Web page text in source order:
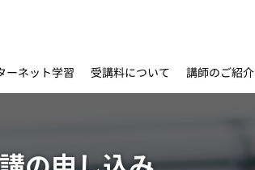
ーネット学習 受講料について 講師のご紹介